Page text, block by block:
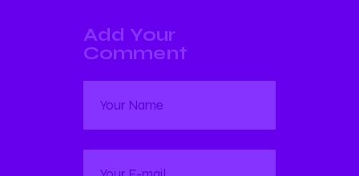
Add Your
Comment